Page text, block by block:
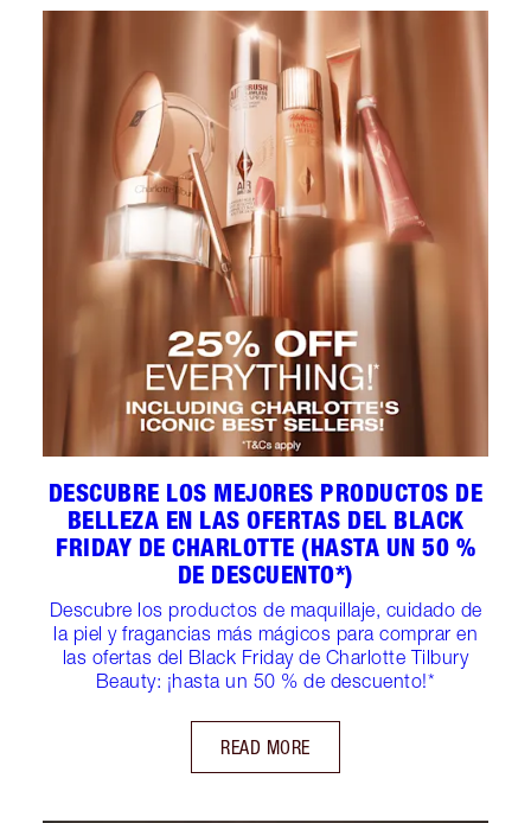
DESCUBRE LOS MEJORES PRODUCTOS DE
BELLEZA EN LAS OFERTAS DEL BLACK
FRIDAY DE CHARLOTTE (HASTA UN 50 %
DE DESCUENTO*)
Descubre los productos de maquillaje, cuidado de
la piel y fragancias más mágicos para comprar en
las ofertas del Black Friday de Charlotte Tilbury
Beauty: ¡hasta un 50 % de descuento!*
READ MORE